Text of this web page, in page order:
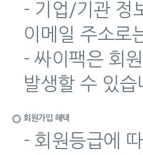
- 기업/기관 정
이메일 주소로
- 싸이팩은 회
발생할 수 있습
회원가입 혜택
- 회원등급에